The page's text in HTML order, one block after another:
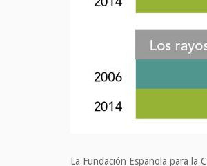
La Fundación Española para la